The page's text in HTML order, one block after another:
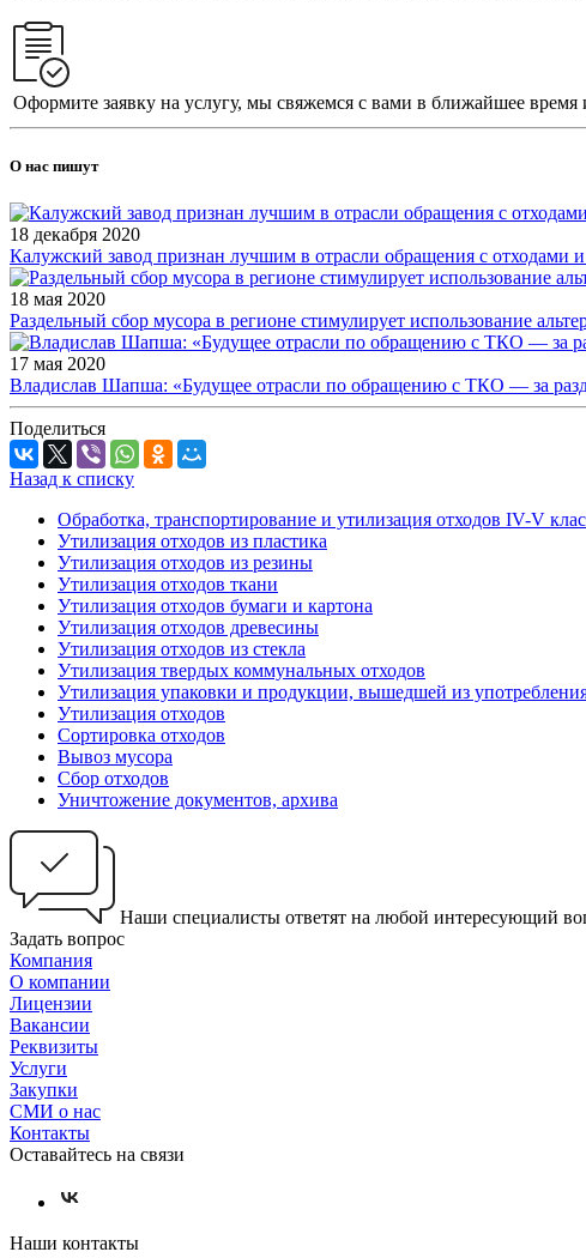
Оформите заявку на услугу, мы свяжемся с вами в ближайшее
О нас пишут
18 декабря 2020
Калужский завод признан лучшим в отрасли обращения с отходами
18 мая 2020
Раздельный сбор мусора в регионе стимулирует использование
17 мая 2020
Владислав Шапша: «Будущее отрасли по обращению с ТКО — за
Поделиться
Назад к списку
Обработка, транспортирование и утилизация отходов IV-V
Утилизация отходов из пластика
Утилизация отходов из резины
Утилизация отходов ткани
Утилизация отходов бумаги и картона
Утилизация отходов древесины
Утилизация отходов из стекла
Утилизация твердых коммунальных отходов
Утилизация упаковки и продукции, вышедшей из
Утилизация отходов
Сортировка отходов
Вывоз мусора
Сбор отходов
Уничтожение документов, архива
Наши специалисты ответят на любой интересующий
Задать вопрос
Компания
О компании
Лицензии
Вакансии
Реквизиты
Услуги
Закупки
СМИ о нас
Контакты
Оставайтесь на связи
Наши контакты